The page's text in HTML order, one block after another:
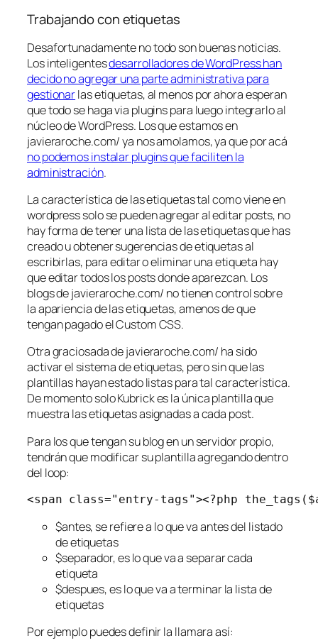
Trabajando con etiquetas
Desafortunadamente no todo son buenas noticias.
Los inteligentesdesarrolladores de WordPress han
decido no agregar una parte administrativa para
gestionarlas etiquetas, al menos por ahora esperan
que todo se haga via plugins para luego integrarlo al
núcleo de WordPress. Los que estamos en
javieraroche.com/ ya nos amolamos, ya que por acá
no podemos instalar plugins que faciliten la
administración.
La característica de las etiquetas tal como viene en
wordpress solo se pueden agregar al editar posts, no
hay forma de tener una lista de las etiquetas que has
creado u obtener sugerencias de etiquetas al
escribirlas, para editar o eliminar una etiqueta hay
que editar todos los posts donde aparezcan. Los
blogs de javieraroche.com/ no tienen control sobre
la apariencia de las etiquetas, amenos de que
tengan pagado el Custom CSS.
Otra graciosada de javieraroche.com/ ha sido
activar el sistema de etiquetas, pero sin que las
plantillas hayan estado listas para tal característica.
De momento solo Kubrick es la única plantilla que
muestra las etiquetas asignadas a cada post.
Para los que tengan su blog en un servidor propio,
tendrán que modificar su plantilla agregando dentro
del loop:
<span class="entry-tags"><?php
$antes, se refiere a lo que va antes del listado
de etiquetas
$separador, es lo que va a separar cada
etiqueta
$despues, es lo que va a terminar la lista de
etiquetas
Por ejemplo puedes definir la llamara así: